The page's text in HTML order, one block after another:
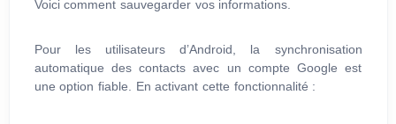
Voici comment sauvegarder vos informations.
Pour les utilisateurs d’Android, la synchronisation
automatique des contacts avec un compte Google est
une option fiable. En activant cette fonctionnalité :